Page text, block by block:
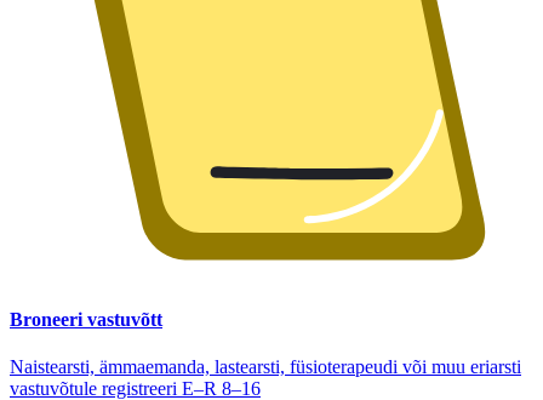
Broneeri vastuvõtt
Naistearsti, ämmaemanda, lastearsti, füsioterapeudi või muu eriarsti
vastuvõtule registreeri E–R 8–16